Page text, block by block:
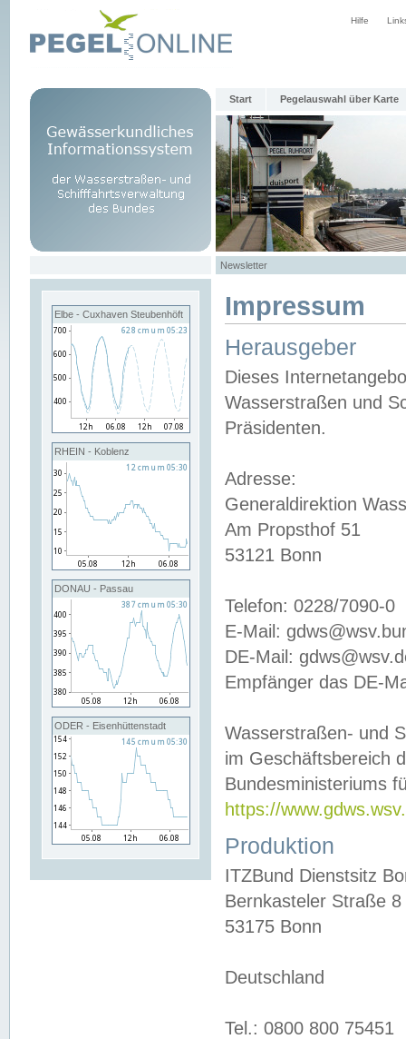
Hilfe
Start Pegelauswahl über Karte
Newsletter
Elbe - Cuxhaven Steubenhöft
RHEIN - Koblenz
DONAU - Passau
ODER - Eisenhüttenstadt
Impressum
Herausgeber
Dieses
Wasserstraßen und
Präsidenten.
Adresse:
Generaldirektion
Am Propsthof 51
53121 Bonn
Telefon: 0228/7090-0
E-Mail:
DE-Mail:
Empfänger das DE-
Wasserstraßen- und
im Geschäftsbereich
Bundesministeriums
https://
Produktion
ITZBund Dienstsitz
Bernkasteler Straße 8
53175 Bonn
Deutschland
Tel.: 0800 800 75451